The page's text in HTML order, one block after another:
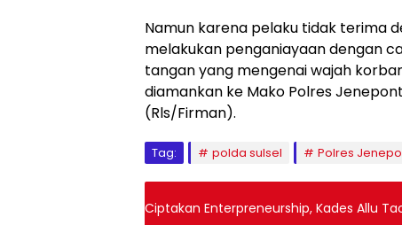
Namun karena pelaku tidak terima
melakukan penganiayaan dengan
tangan yang mengenai wajah
diamankan ke Mako Polres
(Rls/Firman).
Tag: polda sulsel Polres
Ciptakan Enterpreneurship, Kades Allu